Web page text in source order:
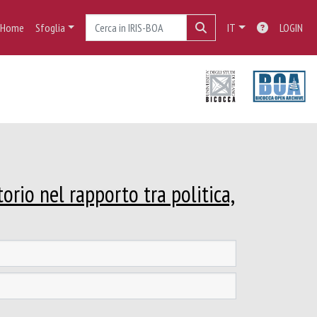
Home Sfoglia IT LOGIN
nel rapporto tra politica,